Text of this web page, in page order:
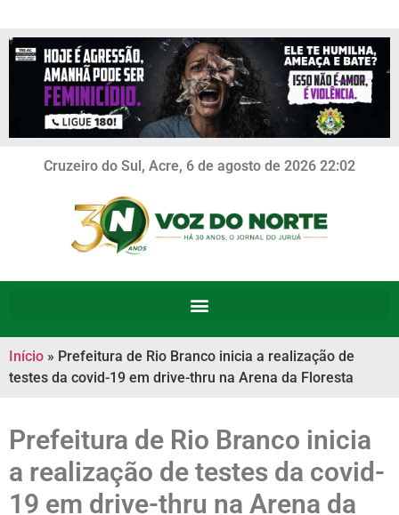
Cruzeiro do Sul, Acre, 6 de agosto de 2026 22:02
Início » Prefeitura de Rio Branco inicia a realização de
testes da covid-19 em drive-thru na Arena da Floresta
Prefeitura de Rio Branco inicia
a realização de testes da covid-
19 em drive-thru na Arena da